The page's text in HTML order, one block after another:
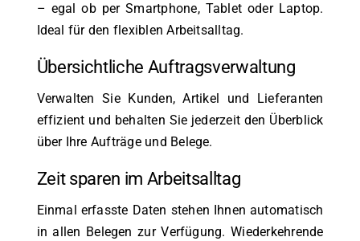
– egal ob per Smartphone, Tablet oder Laptop.
Ideal für den flexiblen Arbeitsalltag.
Übersichtliche Auftragsverwaltung
Verwalten Sie Kunden, Artikel und Lieferanten
effizient und behalten Sie jederzeit den Überblick
über Ihre Aufträge und Belege.
Zeit sparen im Arbeitsalltag
Einmal erfasste Daten stehen Ihnen automatisch
in allen Belegen zur Verfügung. Wiederkehrende